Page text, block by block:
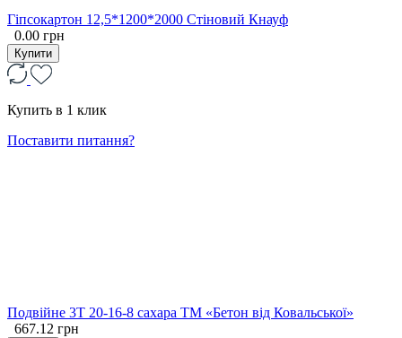
Гіпсокартон 12,5*1200*2000 Стіновий Кнауф
0.00 грн
Купити
Купить в 1 клик
Поставити питання?
Подвійне 3Т 20-16-8 сахара ТМ «Бетон від Ковальської»
667.12 грн